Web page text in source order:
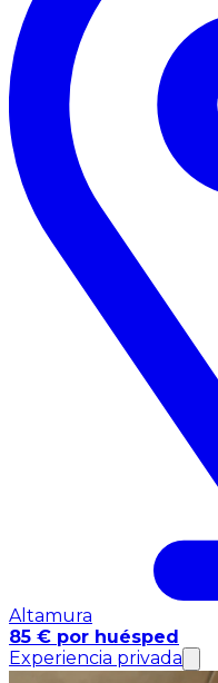
Altamura
85 € por huésped
Experiencia privada